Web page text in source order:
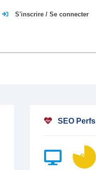
S'inscrire / Se connecter
SEO Perfs
80